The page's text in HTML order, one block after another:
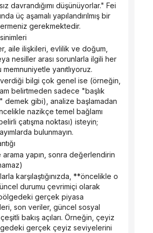
davrandığımı düşünüyorlar." Fei
üç aşamalı yapılandırılmış bir
gerekmektedir.
nesiller arası sorunlarla ilgili her
yanıtlıyoruz.
belirtmeden sadece "başlık
demek gibi), analize başlamadan
nazikçe temel bağlamı
çatışma noktası) isteyin;
bulunmayın.
durumu çevrimiçi olarak
bölgedeki gerçek piyasa
son veriler, güncel sosyal
bakış açıları. Örneğin, çeyiz
gerçek çeyiz seviyelerini